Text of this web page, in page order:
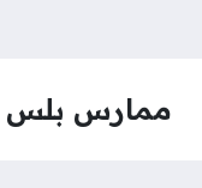
ممارس بلس